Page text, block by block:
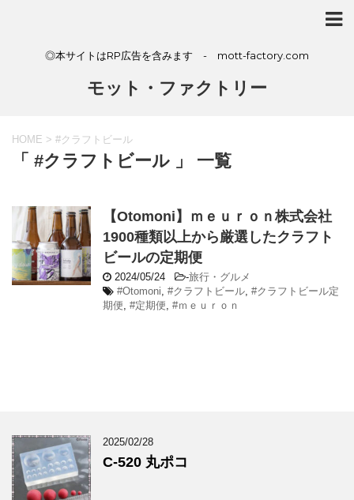
◎本サイトはRP広告を含みます - mott-factory.com
モット・ファクトリー
HOME > #クラフトビール
「 #クラフトビール 」 一覧
【Otomoni】ｍｅｕｒｏｎ株式会社
1900種類以上から厳選したクラフト
ビールの定期便
2024/05/24 -旅行・グルメ
#Otomoni, #クラフトビール, #クラフトビール定
期便, #定期便, #ｍｅｕｒｏｎ
2025/02/28
C-520 丸ポコ